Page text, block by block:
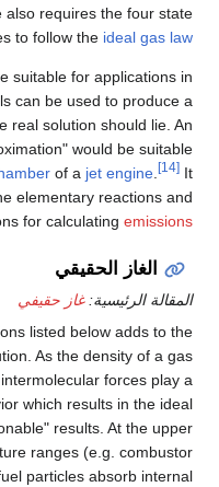
also requires the four state
to follow the ideal gas law
suitable for applications in
can be used to produce a
real solution should lie. An
would be suitable
of a jet engine. [14] It
elementary reactions and
for calculating emissions
الغاز الحقيقي
المقالة الرئيسية:غاز حقيفي
listed below adds to the
As the density of a gas
forces play a
which results in the ideal
results. At the upper
ranges (e.g. combustor
particles absorb internal